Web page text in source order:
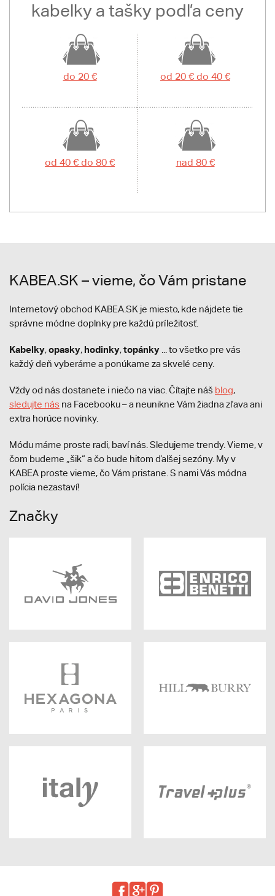
kabelky a tašky podľa ceny
do 20 € od 20 € do 40 €
od 40 € do 80 € nad 80 €
KABEA.SK – vieme, čo Vám pristane
Internetový obchod KABEA.SK je miesto, kde nájdete tie
správne módne doplnky pre každú príležitosť.
Kabelky,opasky, hodinky,topánky ... to všetko pre vás
každý deň vyberáme a ponúkame za skvelé ceny.
Vždy od nás dostanete i niečo na viac. Čítajte náš blog,
sledujte nás na Facebooku – a neunikne Vám žiadna zľava ani
extra horúce novinky.
Módu máme proste radi, baví nás. Sledujeme trendy. Vieme, v
čom budeme „šik“ a čo bude hitom ďalšej sezóny. My v
KABEA proste vieme, čo Vám pristane. S nami Vás módna
polícia nezastaví!
Značky